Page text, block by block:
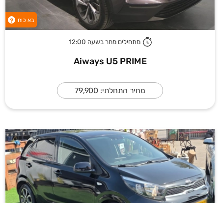
בא כוח ?
מתחילים מחר בשעה 12:00
Aiways U5 PRIME
מחיר התחלתי: 79,900